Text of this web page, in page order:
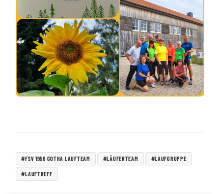
Schlagworte:
#FSV 1950 GOTHA LAUFTEAM #LÄUFERTEAM #LAUFGRUPPE
#LAUFTREFF